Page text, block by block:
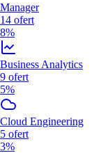
Manager
14 ofert
8%
Business Analytics
9 ofert
5%
Cloud Engineering
5 ofert
3%